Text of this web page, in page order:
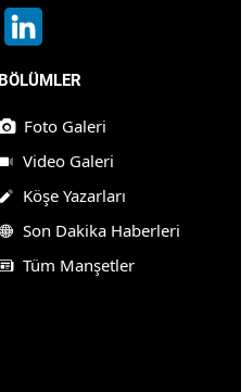
BÖLÜMLER
Foto Galeri
Video Galeri
Köşe Yazarları
Son Dakika Haberleri
Tüm Manşetler